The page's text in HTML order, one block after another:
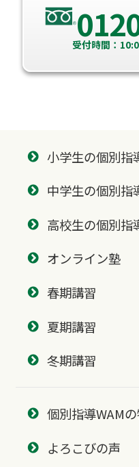
受付時間：
小学生の個別指
中学生の個別指
高校生の個別指
オンライン塾
春期講習
夏期講習
冬期講習
個別指導WAM
よろこびの声